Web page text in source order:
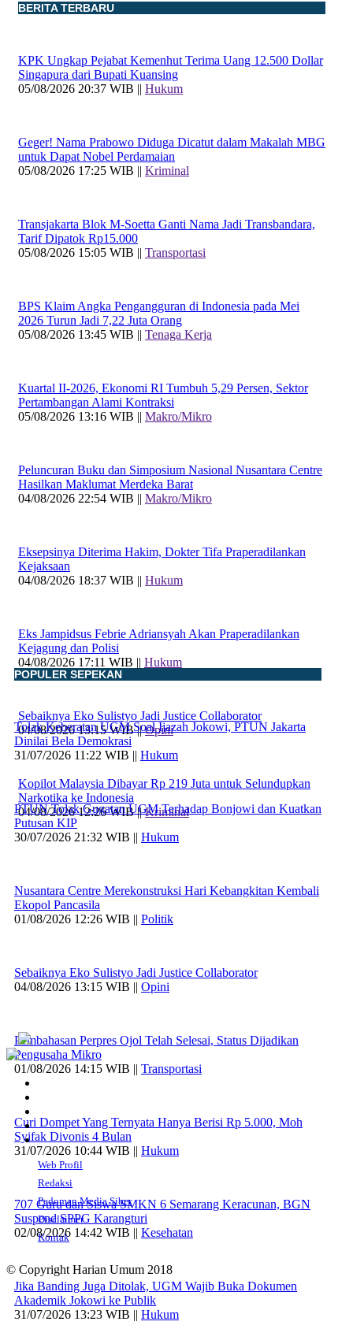
BERITA TERBARU
KPK Ungkap Pejabat Kemenhut Terima Uang 12.500 Dollar
Singapura dari Bupati Kuansing
05/08/2026 20:37 WIB || Hukum
Geger! Nama Prabowo Diduga Dicatut dalam Makalah MBG
untuk Dapat Nobel Perdamaian
05/08/2026 17:25 WIB || Kriminal
Transjakarta Blok M-Soetta Ganti Nama Jadi Transbandara,
Tarif Dipatok Rp15.000
05/08/2026 15:05 WIB || Transportasi
BPS Klaim Angka Pengangguran di Indonesia pada Mei
2026 Turun Jadi 7,22 Juta Orang
05/08/2026 13:45 WIB || Tenaga Kerja
Kuartal II-2026, Ekonomi RI Tumbuh 5,29 Persen, Sektor
Pertambangan Alami Kontraksi
05/08/2026 13:16 WIB || Makro/Mikro
Peluncuran Buku dan Simposium Nasional Nusantara Centre
Hasilkan Maklumat Merdeka Barat
04/08/2026 22:54 WIB || Makro/Mikro
Eksepsinya Diterima Hakim, Dokter Tifa Praperadilankan
Kejaksaan
04/08/2026 18:37 WIB || Hukum
Eks Jampidsus Febrie Adriansyah Akan Praperadilankan
Kejagung dan Polisi
04/08/2026 17:11 WIB || Hukum
Sebaiknya Eko Sulistyo Jadi Justice Collaborator
04/08/2026 13:15 WIB ||Opini
Kopilot Malaysia Dibayar Rp 219 Juta untuk Selundupkan
Narkotika ke Indonesia
04/08/2026 12:26 WIB ||Kriminal
POPULER SEPEKAN
Tolak Keberatan UGM Soal Ijazah Jokowi, PTUN Jakarta
Dinilai Bela Demokrasi
31/07/2026 11:22 WIB || Hukum
PTUN Tolak Gugatan UGM Terhadap Bonjowi dan Kuatkan
Putusan KIP
30/07/2026 21:32 WIB || Hukum
Nusantara Centre Merekonstruksi Hari Kebangkitan Kembali
Ekopol Pancasila
01/08/2026 12:26 WIB || Politik
Sebaiknya Eko Sulistyo Jadi Justice Collaborator
04/08/2026 13:15 WIB || Opini
Pembahasan Perpres Ojol Telah Selesai, Status Dijadikan
Pengusaha Mikro
01/08/2026 14:15 WIB || Transportasi
Curi Dompet Yang Ternyata Hanya Berisi Rp 5.000, Moh
Syifak Divonis 4 Bulan
31/07/2026 10:44 WIB || Hukum
707 Guru dan Siswa SMKN 6 Semarang Keracunan, BGN
Suspend SPPG Karangturi
02/08/2026 14:42 WIB || Kesehatan
Jika Banding Juga Ditolak, UGM Wajib Buka Dokumen
Akademik Jokowi ke Publik
31/07/2026 13:23 WIB || Hukum
Web Profil
Redaksi
Pedoman Media Siber
Disclaimer
Kontak
© Copyright Harian Umum 2018